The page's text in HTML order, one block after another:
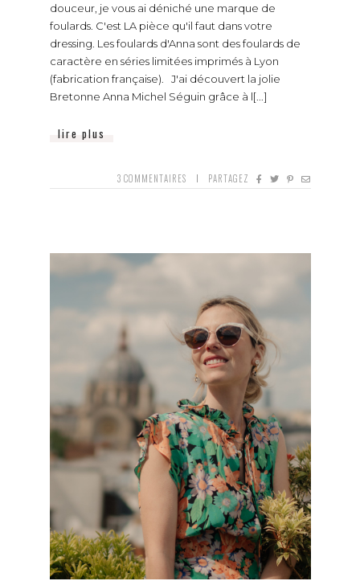
douceur, je vous ai déniché une marque de
foulards. C'est LA pièce qu'il faut dans votre
dressing. Les foulards d'Anna sont des foulards de
caractère en séries limitées imprimés à Lyon
(fabrication française). J'ai découvert la jolie
Bretonne Anna Michel Séguin grâce à l[...]
lire plus
3 COMMENTAIRES PARTAGEZ